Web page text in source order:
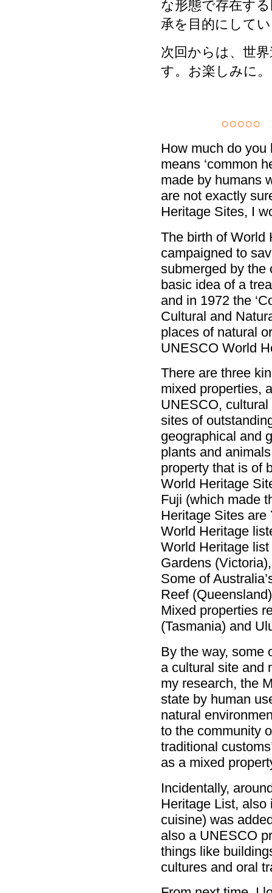
な形態で存在す
承を目的にして
次回からは、世
す。お楽しみに。
○○○○○
How much do you
means ‘common
made by humans
are not exactly
Heritage Sites, I
The birth of World
campaigned to
submerged by the
basic idea of a
and in 1972 the
Cultural and
places of natural
UNESCO World
There are three
mixed properties,
UNESCO,
sites of
geographical and
plants and
property that is of
World Heritage
Fuji (which made
Heritage Sites are
World Heritage
World Heritage
Gardens
Some of
Reef
Mixed properties
(Tasmania) and
By the way, some
a cultural site and
my research, the
state by human
natural
to the community
traditional
as a mixed
Incidentally,
Heritage List, also
cuisine) was
also a UNESCO
things like
cultures and oral